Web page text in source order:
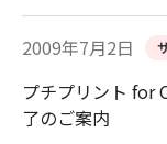
2009年7月2日
プチプリント for
了のご案内